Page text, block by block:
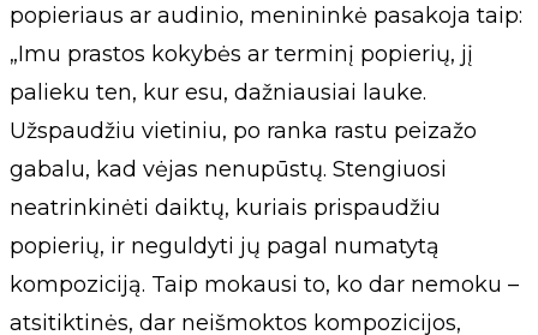
popieriaus ar audinio, menininkė pasakoja taip:
„Imu prastos kokybės ar terminį popierių, jį
palieku ten, kur esu, dažniausiai lauke.
Užspaudžiu vietiniu, po ranka rastu peizažo
gabalu, kad vėjas nenupūstų. Stengiuosi
neatrinkinėti daiktų, kuriais prispaudžiu
popierių, ir neguldyti jų pagal numatytą
kompoziciją. Taip mokausi to, ko dar nemoku –
atsitiktinės, dar neišmoktos kompozicijos,